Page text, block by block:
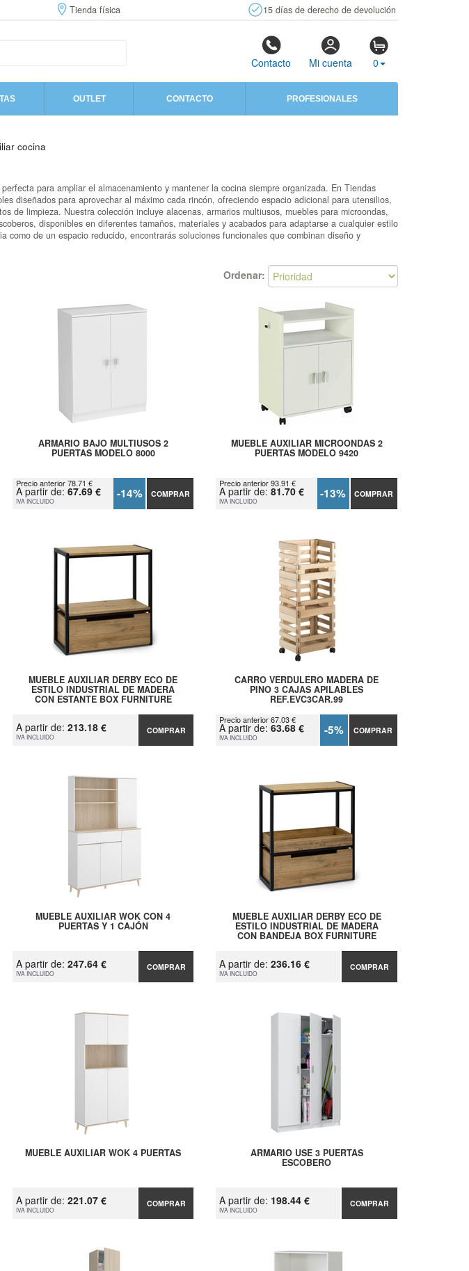
Tienda física 15 días de derecho de devolución
Contacto Mi cuenta 0
OUTLET CONTACTO PROFESIONALES
cocina
para ampliar el almacenamiento y mantener la cocina siempre organizada. En Tiendas
diseñados para aprovechar al máximo cada rincón, ofreciendo espacio adicional para utensilios,
de limpieza. Nuestra colección incluye alacenas, armarios multiusos, muebles para microondas,
disponibles en diferentes tamaños, materiales y acabados para adaptarse a cualquier estilo
como de un espacio reducido, encontrarás soluciones funcionales que combinan diseño y
Ordenar:
ARMARIO BAJO MULTIUSOS 2
PUERTAS MODELO 8000
Precio anterior 78.71 €
A partir de: 67.69 €
IVA INCLUIDO -14% COMPRAR
MUEBLE AUXILIAR MICROONDAS 2
PUERTAS MODELO 9420
Precio anterior 93.91 €
A partir de:81.70 €
IVA INCLUIDO -13% COMPRAR
MUEBLE AUXILIAR DERBY ECO DE
ESTILO INDUSTRIAL DE MADERA
CON ESTANTE BOX FURNITURE
A partir de: 213.18 €
IVA INCLUIDO
COMPRAR
CARRO VERDULERO MADERA DE
PINO 3 CAJAS APILABLES
REF.EVC3CAR.99
Precio anterior 67.03 €
A partir de:63.68 €
IVA INCLUIDO -5% COMPRAR
MUEBLE AUXILIAR WOK CON 4
PUERTAS Y 1 CAJÓN
A partir de: 247.64 €
IVA INCLUIDO
COMPRAR
MUEBLE AUXILIAR DERBY ECO DE
ESTILO INDUSTRIAL DE MADERA
CON BANDEJA BOX FURNITURE
A partir de:236.16 €
IVA INCLUIDO
COMPRAR
MUEBLE AUXILIAR WOK 4 PUERTAS
A partir de: 221.07 €
IVA INCLUIDO
COMPRAR
ARMARIO USE 3 PUERTAS
ESCOBERO
A partir de: 198.44 €
IVA INCLUIDO
COMPRAR